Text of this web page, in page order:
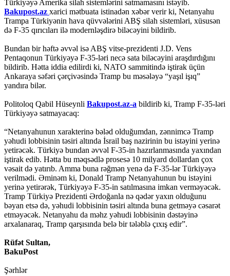
Türkiyəyə Amerika silah sistemlərini satmamasını istəyib.
Bakupost.az xarici mətbuata istinadən xəbər verir ki, Netanyahu
Trampa Türkiyənin hava qüvvələrini ABŞ silah sistemləri, xüsusən
də F-35 qırıcıları ilə modernləşdirə biləcəyini bildirib.
Bundan bir həftə əvvəl isə ABŞ vitse-prezidenti J.D. Vens
Pentaqonun Türkiyəyə F-35-ləri necə sata biləcəyini araşdırdığını
bildirib. Hətta iddia edilirdi ki, NATO sammitində iştirak üçün
Ankaraya səfəri çərçivəsində Tramp bu məsələyə “yaşıl işıq”
yandıra bilər.
Politoloq Qabil Hüseynli Bakupost.az-a bildirib ki, Tramp F-35-ləri
Türkiyəyə satmayacaq:
“Netanyahunun xarakterinə bələd olduğumdan, zənnimcə Tramp
yəhudi lobbisinin təsiri altında İsrail baş nazirinin bu istəyini yerinə
yetirəcək. Türkiyə bundan əvvəl F-35-in hazırlanmasında yaxından
iştirak edib. Hətta bu məqsədlə prosesə 10 milyard dollardan çox
vəsait də yatırıb. Amma buna rəğmən yenə də F-35-lər Türkiyəyə
verilmədi. Əminəm ki, Donald Tramp Netanyahunun bu istəyini
yerinə yetirərək, Türkiyəyə F-35-in satılmasına imkan verməyəcək.
Tramp Türkiyə Prezidenti Ərdoğanla nə qədər yaxın olduğunu
bəyan etsə də, yəhudi lobbisinin təsiri altında buna getməyə cəsarət
etməyəcək. Netanyahu da məhz yəhudi lobbisinin dəstəyinə
arxalanaraq, Tramp qarşısında belə bir tələblə çıxış edir”.
Rüfət Sultan,
BakuPost
Şərhlər